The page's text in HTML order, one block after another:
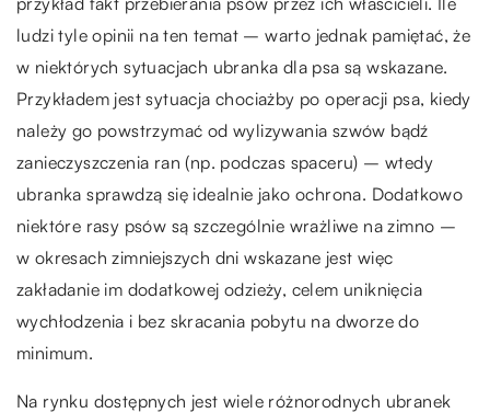
ludzi tyle opinii na ten temat – warto jednak pamiętać, że
w niektórych sytuacjach ubranka dla psa są wskazane.
Przykładem jest sytuacja chociażby po operacji psa, kiedy
należy go powstrzymać od wylizywania szwów bądź
zanieczyszczenia ran (np. podczas spaceru) – wtedy
ubranka sprawdzą się idealnie jako ochrona. Dodatkowo
niektóre rasy psów są szczególnie wrażliwe na zimno –
w okresach zimniejszych dni wskazane jest więc
zakładanie im dodatkowej odzieży, celem uniknięcia
wychłodzenia i bez skracania pobytu na dworze do
minimum.
Na rynku dostępnych jest wiele różnorodnych ubranek